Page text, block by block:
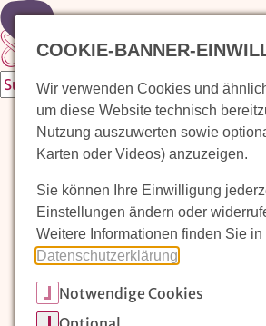
Zur
Waldorfkindergarten
Pädagogischer Ansatz
Arbeit im
Unser Verein
Magazin: Erziehungskunst frühe
COOKIE-BANNER-
Wir verwenden Cookies und
um diese Website technisch
Nutzung auszuwerten sowie
Karten oder Videos) anzuzeigen.
Sie können Ihre Einwilligung
Einstellungen ändern oder
Weitere Informationen finden Sie in
Datenschutzerklärung
Notwendige Cookies